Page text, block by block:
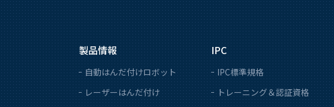
製品情報
自動はんだ付けロボット
レーザーはんだ付け
IPC
IPC標準規格
トレーニング＆認証資格